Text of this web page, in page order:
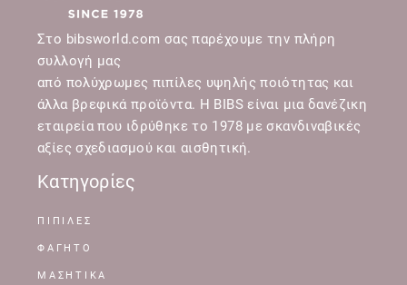
Στο bibsworld.com σας παρέχουμε την πλήρη
συλλογή μας
από πολύχρωμες πιπίλες υψηλής ποιότητας και
άλλα βρεφικά προϊόντα. Η BIBS είναι μια δανέζικη
εταιρεία που ιδρύθηκε το 1978 με σκανδιναβικές
αξίες σχεδιασμού και αισθητική.
Κατηγορίες
ΠΙΠΙΛΕΣ
ΦΑΓΗΤΟ
ΜΑΣΗΤΙΚΑ